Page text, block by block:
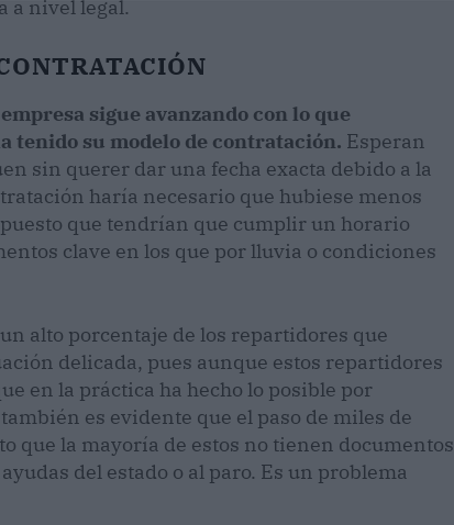
a nivel legal.
sigue avanzando con lo que
tenido su modelo de contratación. Esperan
sin querer dar una fecha exacta debido a la
haría necesario que hubiese menos
que tendrían que cumplir un horario
clave en los que por lluvia o condiciones
alto porcentaje de los repartidores que
delicada, pues aunque estos repartidores
en la práctica ha hecho lo posible por
es evidente que el paso de miles de
que la mayoría de estos no tienen documentos
del estado o al paro. Es un problema